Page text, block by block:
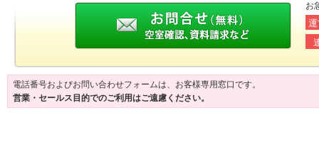
お
電話番号およびお問い合わせフォームは、お客様専用窓口です。
営業・セールス目的でのご利用はご遠慮ください。